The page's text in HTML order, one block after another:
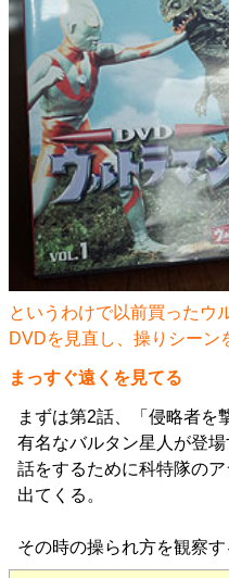
というわけで以前買ったウ
DVDを見直し、操りシーン
まっすぐ遠くを見てる
まずは第2話、「侵略者を
有名なバルタン星人が登
話をするために科特隊の
出てくる。
その時の操られ方を観察す